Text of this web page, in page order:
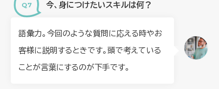
今、身につけたいスキルは何？
語彙力。今回のような質問に応える時やお
客様に説明するときです。頭で考えている
ことが言葉にするのが下手です。